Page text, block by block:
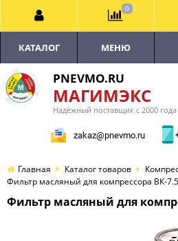
PNEVMO.RU
МАГИМЭКС
Надёжный поставщик с 2000 года
zakaz@pnevmo.ru
КАТАЛОГ МЕНЮ
Главная Каталог товаров
Фильтр масляный для компрессора ВК-
Фильтр масляный для
0